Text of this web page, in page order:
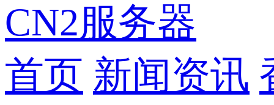
CN2服务器
首页 新闻资讯